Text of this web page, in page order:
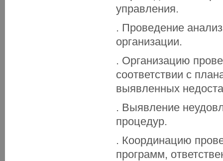
управления.
. Проведение
организации.
. Организацию
соответствии с
выявленных
. Выявление
процедур.
. Координацию
программ,